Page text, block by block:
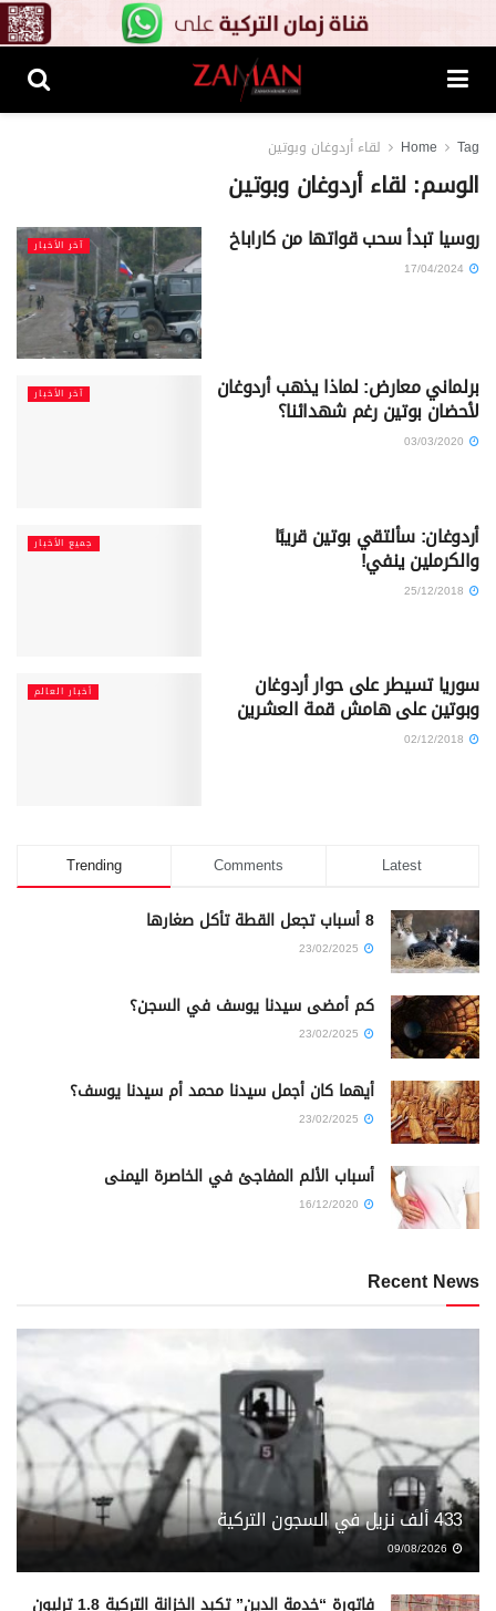
Home Tag لقاء أردوغان وبوتين
الوسم:لقاء أردوغان وبوتين
آخر الأخبار روسيا تبدأ سحب قواتها من كاراباخ
آخر الأخبار برلماني معارض: لماذا يذهب أردوغان
لأحضان بوتين رغم شهدائنا؟
جميع الأخبار أردوغان: سألتقي بوتين قريبًا
والكرملين ينفي!
أخبار العالم سوريا تسيطر على حوار أردوغان
وبوتين على هامش قمة العشرين
Trending Comments Latest
8 أسباب تجعل القطة تأكل صغارها
كم أمضى سيدنا يوسف في السجن؟
أيهما كان أجمل سيدنا محمد أم سيدنا يوسف؟
أسباب الألم المفاجئ في الخاصرة اليمنى
Recent News
433 ألف نزيل في السجون التركية